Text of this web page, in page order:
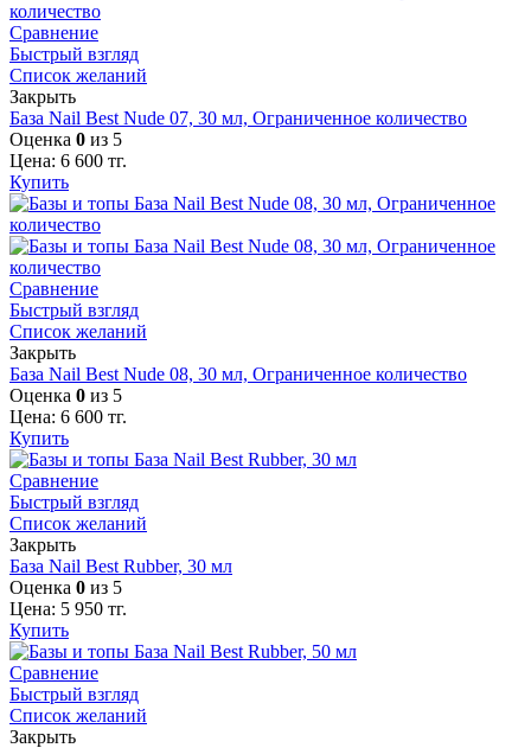
Сравнение
Быстрый взгляд
Список желаний
Закрыть
База Nail Best Nude 07, 30 мл, Ограниченное количество
Оценка 0 из 5
Цена: 6 600 тг.
Купить
Сравнение
Быстрый взгляд
Список желаний
Закрыть
База Nail Best Nude 08, 30 мл, Ограниченное количество
Оценка 0 из 5
Цена: 6 600 тг.
Купить
Сравнение
Быстрый взгляд
Список желаний
Закрыть
База Nail Best Rubber, 30 мл
Оценка 0 из 5
Цена: 5 950 тг.
Купить
Сравнение
Быстрый взгляд
Список желаний
Закрыть